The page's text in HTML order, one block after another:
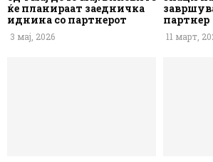
ќе планираат заедничка
иднина со партнерот
3 мај, 2026
партнер
11 март,